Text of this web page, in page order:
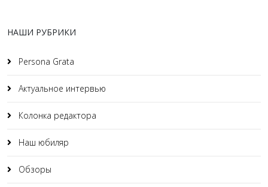
НАШИ РУБРИКИ
Persona Grata
Актуальное интервью
Колонка редактора
Наш юбиляр
Обзоры